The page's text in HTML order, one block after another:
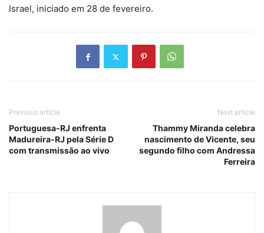
Israel, iniciado em 28 de fevereiro.
Previous article
Portuguesa-RJ enfrenta
Madureira-RJ pela Série D
com transmissão ao vivo
Next article
Thammy Miranda celebra
nascimento de Vicente, seu
segundo filho com Andressa
Ferreira